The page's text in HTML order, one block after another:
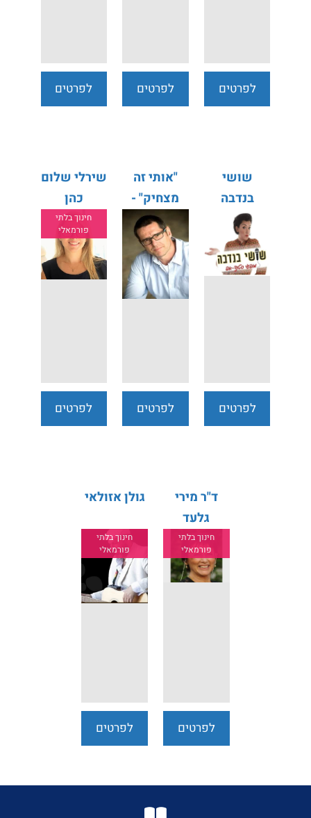
לפרטים
לפרטים
לפרטים
שושי
בנדבה
לפרטים
"אותי זה
מצחיק" -
הומור
בקולנוע
לפרטים
שירלי שלום
כהן
חינוך בלתי
פורמאלי
לפרטים
ד"ר מירי
גלעד
חינוך בלתי
פורמאלי
לפרטים
גולן אזולאי
חינוך בלתי
פורמאלי
לפרטים